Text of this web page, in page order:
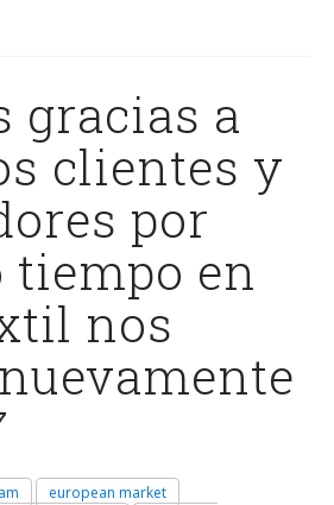
gracias a
clientes y
por
tiempo en
nos
european market